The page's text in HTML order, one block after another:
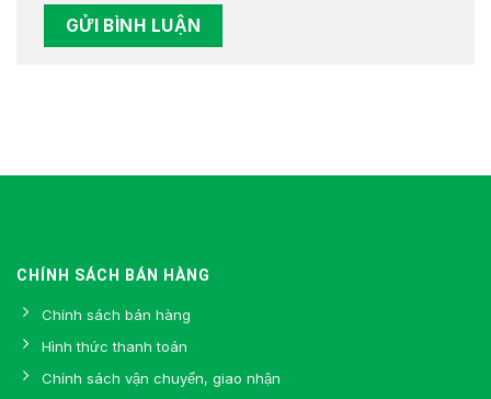
CHÍNH SÁCH BÁN HÀNG
Chính sách bán hàng
Hình thức thanh toán
Chính sách vận chuyển, giao nhận